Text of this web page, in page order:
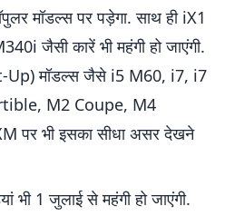
मॉडल्स पर पड़ेगा. साथ ही iX1
जैसी कारें भी महंगी हो जाएंगी.
मॉडल्स जैसे i5 M60, i7, i7
M2 Coupe, M4
पर भी इसका सीधा असर देखने
भी 1 जुलाई से महंगी हो जाएंगी.